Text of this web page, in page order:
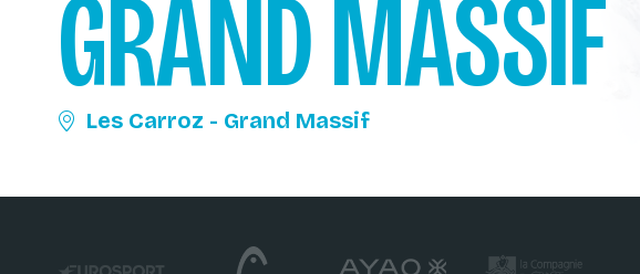
GRAND MASSIF
Les Carroz - Grand Massif